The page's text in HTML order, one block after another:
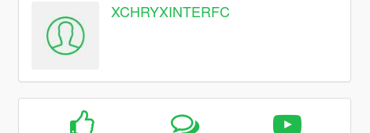
XCHRYXINTERFC